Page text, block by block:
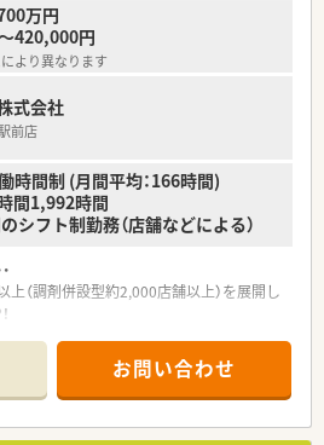
れ、経験や能力に応じて年収600万円まで
います。
ています。
年2回支給され、日々の頑張りがしっかり
万円
420,000円
より異なります
式会社
前店
時間制 (月間平均：166時間)
間1,992時間
シフト制勤務（店舗などによる）
（調剤併設型約2,000店舗以上）を展開し
可能！
よりますが、経験の少ない方でも500万前
水準！
、豊富な社内研修や外部組織と連携した研
お問い合わせ